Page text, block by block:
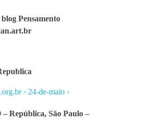
Pensamento
› 24-de-maio ›
– República, São Paulo –